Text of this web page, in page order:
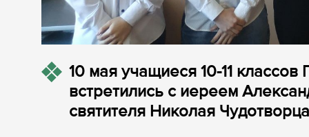
10 мая учащиеся 10-11
встретились с иереем
святителя Николая